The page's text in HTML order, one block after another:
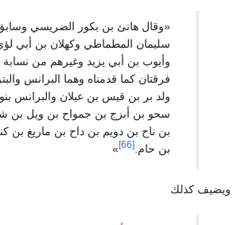
هانئ بن بكور الضريسي وسابق بن
المطماطي وكهلان بن أبي لؤي
بن أبي يزيد وغيرهم من نسابة البربر
كما قدمناه وهما البرانس والبتر من
بر بن قيس بن عيلان والبرانس بنو بربر
بن أبزج بن جمواح بن ويل بن شراط
ناح بن دويم بن داح بن ماريغ بن كنعان